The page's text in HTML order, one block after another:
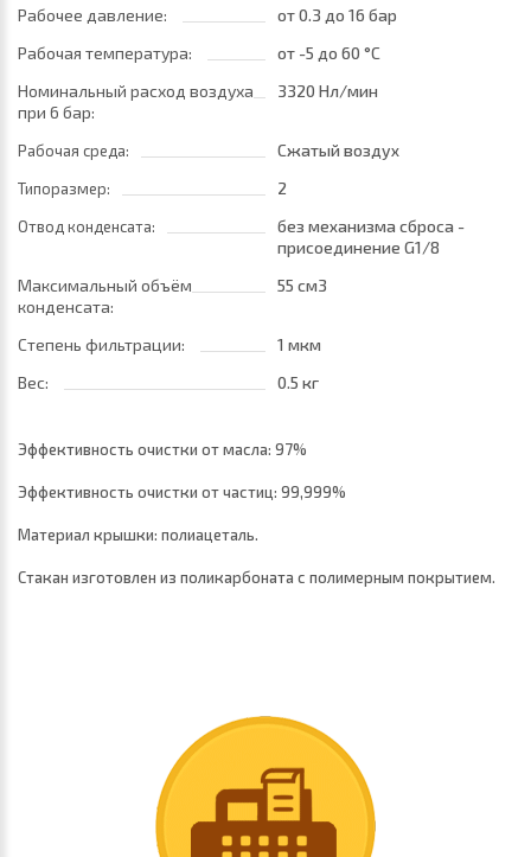
Рабочее давление: от 0.3 до 16 бар
Рабочая температура:
от -5 до 60 °C
Номинальный расход воздуха
при 6 бар:
3320 Нл/мин
Рабочая среда: Сжатый воздух
Типоразмер: 2
Отвод конденсата:
без механизма сброса -
присоединение G1/8
Максимальный объём
конденсата:
55 см3
Степень фильтрации:
1 мкм
Вес:
0.5 кг
Эффективность очистки от масла: 97%
Эффективность очистки от частиц: 99,999%
Материал крышки: полиацеталь.
Стакан изготовлен из поликарбоната с полимерным покрытием.